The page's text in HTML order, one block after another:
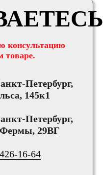
консультацию
товаре.
Петербург,
145к1
Петербург,
Фермы, 29ВГ
16-64